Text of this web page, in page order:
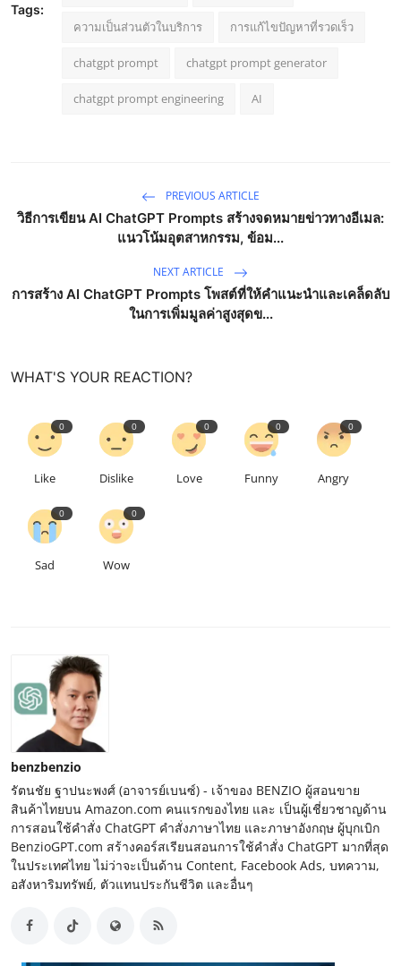
Tags:
ความเป็นส่วนตัวในบริการ การแก้ไขปัญหาที่รวดเร็ว
chatgpt prompt chatgpt prompt generator
chatgpt prompt engineering AI
PREVIOUS ARTICLE
วิธีการเขียน AI ChatGPT Prompts สร้างจดหมายข่าวทางอีเมล:
แนวโน้มอุตสาหกรรม, ข้อม...
NEXT ARTICLE
การสร้าง AI ChatGPT Prompts โพสต์ที่ให้คำแนะนำและเคล็ดลับ
ในการเพิ่มมูลค่าสูงสุดข...
WHAT'S YOUR REACTION?
0
Like
0
Dislike
0
Love
0
Funny
0
Angry
0
Sad
0
Wow
benzbenzio
รัตนชัย ฐาปนะพงศ์ (อาจารย์เบนซ์) - เจ้าของ BENZIO ผู้สอนขาย
สินค้าไทยบน Amazon.com คนแรกของไทย และ เป็นผู้เชี่ยวชาญด้าน
การสอนใช้คำสั่ง ChatGPT คำสั่งภาษาไทย และภาษาอังกฤษ ผู้บุกเบิก
BenzioGPT.com สร้างคอร์สเรียนสอนการใช้คำสั่ง ChatGPT มากที่สุด
ในประเทศไทย ไม่ว่าจะเป็นด้าน Content, Facebook Ads, บทความ,
อสังหาริมทรัพย์, ตัวแทนประกันชีวิต และอื่นๆ